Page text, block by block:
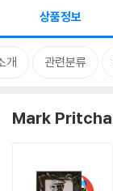
상품정보
개 관련분류